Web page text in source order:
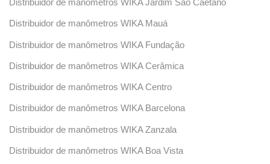
Distribuidor de manômetros WIKA Jardim São Caetano
Distribuidor de manômetros WIKA Mauá
Distribuidor de manômetros WIKA Fundação
Distribuidor de manômetros WIKA Cerâmica
Distribuidor de manômetros WIKA Centro
Distribuidor de manômetros WIKA Barcelona
Distribuidor de manômetros WIKA Zanzala
Distribuidor de manômetros WIKA Boa Vista